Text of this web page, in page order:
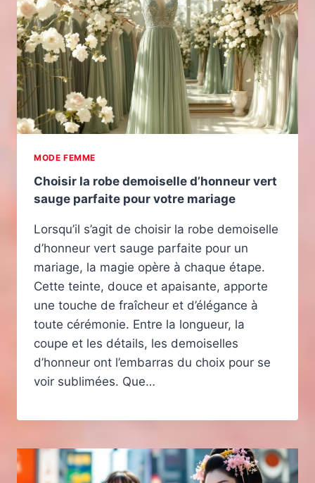
MODE FEMME
Choisir la robe demoiselle d’honneur vert
sauge parfaite pour votre mariage
Lorsqu’il s’agit de choisir la robe demoiselle
d’honneur vert sauge parfaite pour un
mariage, la magie opère à chaque étape.
Cette teinte, douce et apaisante, apporte
une touche de fraîcheur et d’élégance à
toute cérémonie. Entre la longueur, la
coupe et les détails, les demoiselles
d’honneur ont l’embarras du choix pour se
voir sublimées. Que…